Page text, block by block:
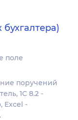
поле
поручений
1С 8.2 -
Excel -